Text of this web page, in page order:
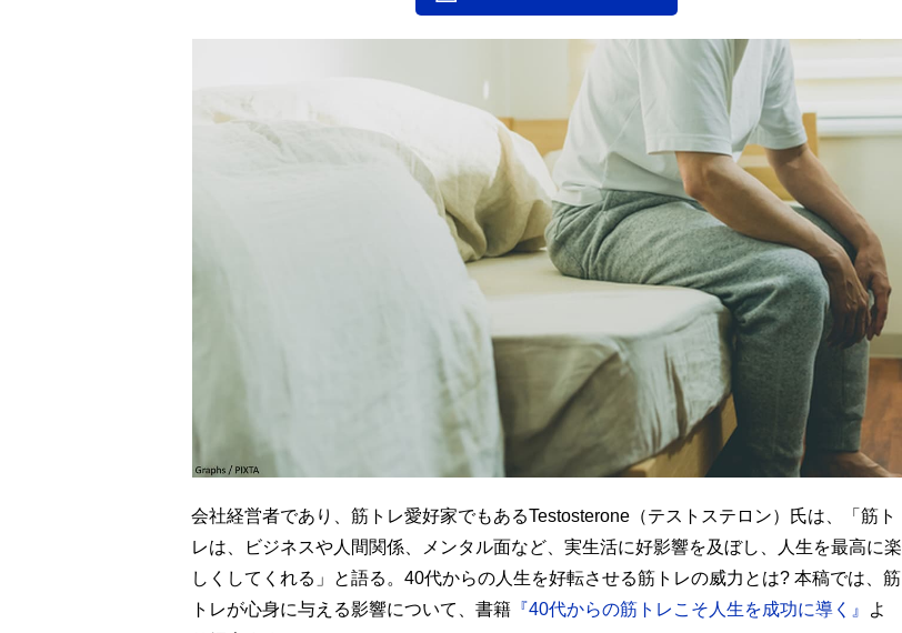
会社経営者であり、筋トレ愛好家でもあるTestosterone（テストステロン）氏は、「筋ト
レは、ビジネスや人間関係、メンタル面など、実生活に好影響を及ぼし、人生を最高に楽
しくしてくれる」と語る。40代からの人生を好転させる筋トレの威力とは? 本稿では、筋
トレが心身に与える影響について、書籍 『40代からの筋トレこそ人生を成功に導く』
よ